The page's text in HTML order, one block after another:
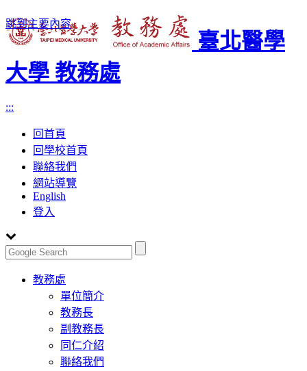
跳到主要內容
臺北醫學
大學 教務處
:::
回首頁
回學校首頁
聯絡我們
網站導覽
English
登入
Toggle
navigation
教務處
單位簡介
教務長
副教務長
同仁介紹
聯絡我們